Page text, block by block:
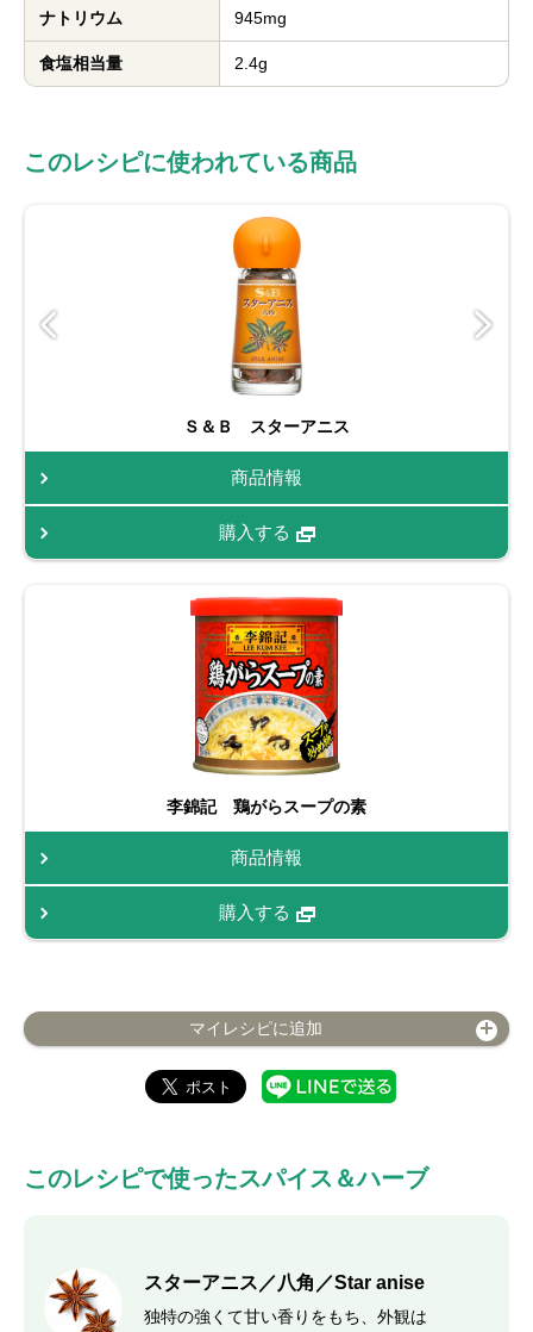
ナトリウム 945mg
食塩相当量 2.4g
このレシピに使われている商品
Ｓ＆Ｂ スターアニス
商品情報
購入する
李錦記 鶏がらスープの素
商品情報
購入する
マイレシピに追加
このレシピで使ったスパイス＆ハーブ
スターアニス／八角／Star anise
独特の強くて甘い香りをもち、外観は